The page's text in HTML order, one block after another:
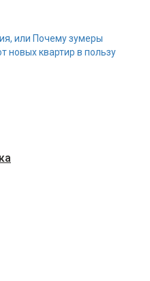
или Почему зумеры
новых квартир в пользу